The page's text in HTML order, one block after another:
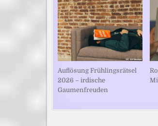
Auflösung Frühlingsrätsel
2026 – irdische
Gaumenfreuden